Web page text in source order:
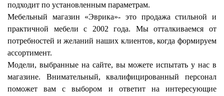
подходит по установленным параметрам.
Мебельный магазин «Эврика»- это продажа стильной и
практичной мебели с 2002 года. Мы отталкиваемся от
потребностей и желаний наших клиентов, когда формируем
ассортимент.
Модели, выбранные на сайте, вы можете испытать у нас в
магазине. Внимательный, квалифицированный персонал
поможет вам с выбором и ответит на интересующие